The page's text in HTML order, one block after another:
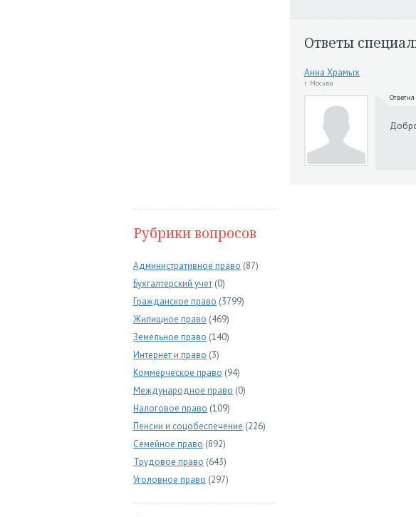
Рубрики вопросов
Административное право (87)
Бухгалтерский учет (0)
Гражданское право (3799)
Жилищное право (469)
Земельное право (140)
Интернет и право (3)
Коммерческое право (94)
Международное право (0)
Налоговое право (109)
Пенсии и соцобеспечение (226)
Семейное право (892)
Трудовое право (643)
Уголовное право (297)
Ответы
Анна Храмых
г. Москва
Ответил